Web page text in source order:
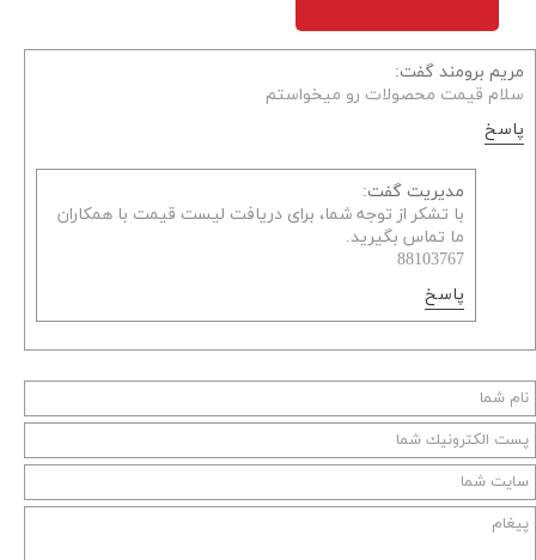
مریم برومند گفت:
سلام قیمت محصولات رو میخواستم
پاسخ
مدیریت گفت:
با تشکر از توجه شما، برای دریافت لیست قیمت با همکاران
ما تماس بگیرید.
88103767
پاسخ